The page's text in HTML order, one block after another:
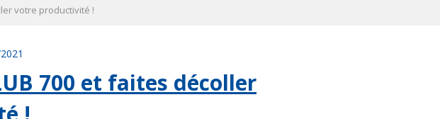
votre productivité !
700 et faites décoller